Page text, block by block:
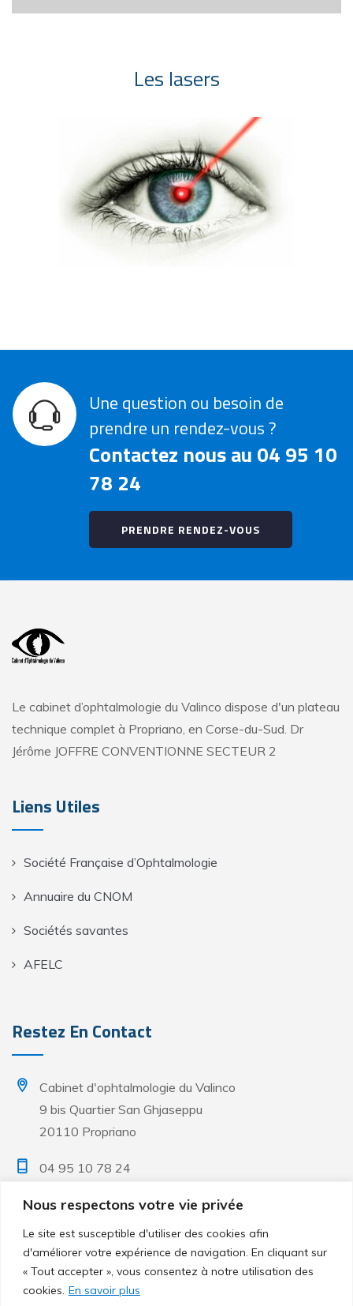
Nous respectons votre vie privée
Le site est susceptible d'utiliser des cookies afin
d'améliorer votre expérience de navigation. En cliquant sur
« Tout accepter », vous consentez à notre utilisation des
cookies. En savoir plus
Les lasers
Une question ou besoin de
prendre un rendez-vous ?
Contactez nous au 04 95 10
78 24
PRENDRE RENDEZ-VOUS
Le cabinet d’ophtalmologie du Valinco dispose d'un plateau
technique complet à Propriano, en Corse-du-Sud. Dr
Jérôme JOFFRE CONVENTIONNE SECTEUR 2
Liens Utiles
Société Française d’Ophtalmologie
Annuaire du CNOM
Sociétés savantes
AFELC
Restez En Contact
Cabinet d'ophtalmologie du Valinco
9 bis Quartier San Ghjaseppu
20110 Propriano
04 95 10 78 24
Lun. & Mar. - 08h à 18h
Mer. & Ven. - 08h à 17h
Sur rendez-vous uniquement